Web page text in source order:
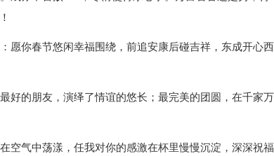
愿你春节悠闲幸福围绕，前追安康后碰吉祥，东成开心
好的朋友，演绎了情谊的悠长；最完美的团圆，在千家
空气中荡漾，任我对你的感激在杯里慢慢沉淀，深深祝